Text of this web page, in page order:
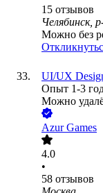
15 отзывов
Челябинск,
Можно без
UI/UX
Опыт 1-3
Можно
Azur Games
4.0
•
58 отзывов